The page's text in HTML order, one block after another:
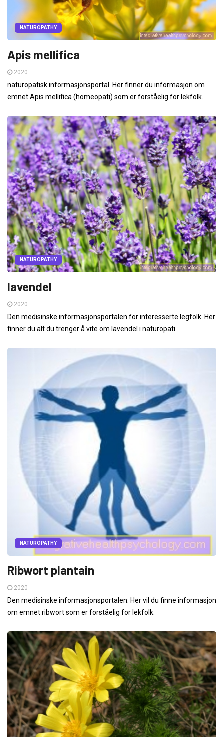
NATUROPATHY
Apis mellifica
2020
naturopatisk informasjonsportal. Her finner du informasjon om
emnet Apis mellifica (homeopati) som er forståelig for lekfolk.
NATUROPATHY
lavendel
2020
Den medisinske informasjonsportalen for interesserte legfolk. Her
finner du alt du trenger å vite om lavendel i naturopati.
NATUROPATHY
Ribwort plantain
2020
Den medisinske informasjonsportalen. Her vil du finne informasjon
om emnet ribwort som er forståelig for lekfolk.